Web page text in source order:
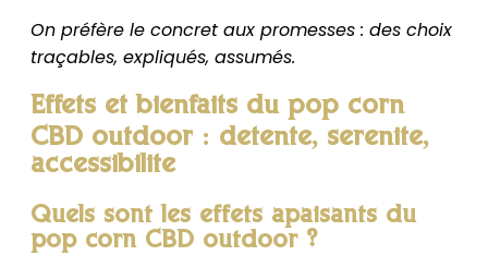
On préfère le concret aux promesses : des choix
traçables, expliqués, assumés.
Effets et bienfaits du pop corn
CBD outdoor : détente, sérénité,
accessibilité
Quels sont les effets apaisants du
pop corn CBD outdoor ?